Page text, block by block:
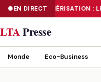
EN DIRECTNUMÉRISATION :
NUMÉRISATION : LE DATA
LTAPresse
Monde Eco-Business